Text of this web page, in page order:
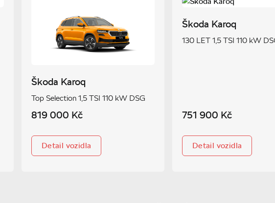
Škoda Karoq
Top Selection 1,5 TSI 110 kW DSG
819 000 Kč
Detail vozidla
Škoda Karoq
130 LET 1,5 TSI 110 kW
751 900 Kč
Detail vozidla